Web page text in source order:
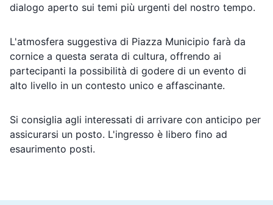
dialogo aperto sui temi più urgenti del nostro tempo.
L'atmosfera suggestiva di Piazza Municipio farà da
cornice a questa serata di cultura, offrendo ai
partecipanti la possibilità di godere di un evento di
alto livello in un contesto unico e affascinante.
Si consiglia agli interessati di arrivare con anticipo per
assicurarsi un posto. L'ingresso è libero fino ad
esaurimento posti.